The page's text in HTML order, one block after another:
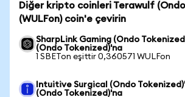
Diğer kripto coinleri Terawulf
(WULFon) coin'e çevirin
SharpLink Gaming (Ondo
(Ondo Tokenized)'na
1 SBETon eşittir 0,360571 WULFon
Intuitive Surgical (Ondo
(Ondo Tokenized)'na